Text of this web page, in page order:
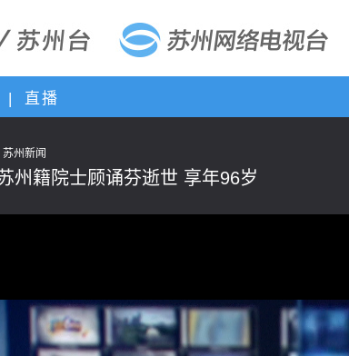
| 直播
苏州新闻
州籍院士顾诵芬逝世 享年96岁